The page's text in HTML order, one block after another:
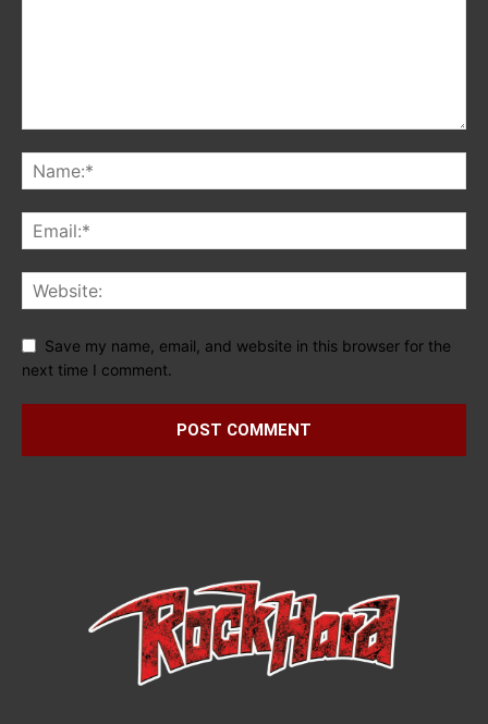
Save my name, email, and website in this browser for the
next time I comment.